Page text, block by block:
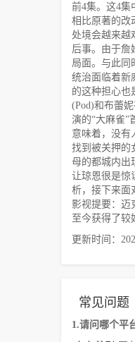
前4集。这4集
相比原著的改
处境会越来
后事。由于詹
局面。与此同
统治面临着新
的这种担心也
(Pod)和布蕾
演的“大麻雀”
意味着，没
找到被关押的
母的都城内出
让琼恩很是惊
析，接下来面
影视提要：迈
至今获得了较
更新时间：
常见问题
1.请问哪个平